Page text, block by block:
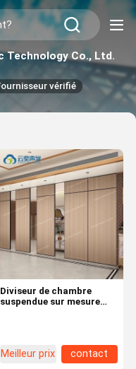
Technology Co., Ltd.
vérifié
Diviseur de chambre
suspendue sur mesure
Meilleur prix contact